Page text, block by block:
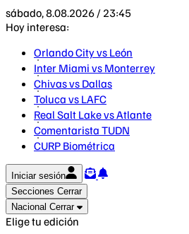
sábado, 8.08.2026 / 23:45
Hoy interesa:
Orlando City vs León
Inter Miami vs Monterrey
Chivas vs Dallas
Toluca vs LAFC
Real Salt Lake vs Atlante
Comentarista TUDN
CURP Biométrica
Iniciar sesión
Secciones Cerrar
Nacional Cerrar
Elige tu edición